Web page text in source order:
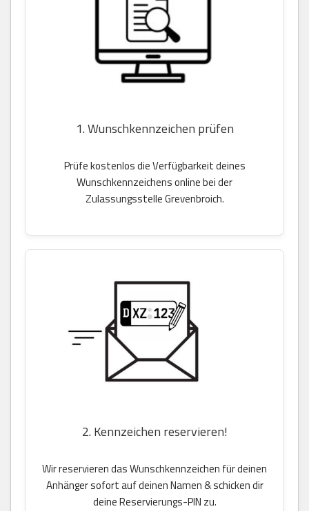
1. Wunschkennzeichen prüfen
Prüfe kostenlos die Verfügbarkeit deines
Wunschkennzeichens online bei der
Zulassungsstelle Grevenbroich.
2. Kennzeichen reservieren!
Wir reservieren das Wunschkennzeichen für deinen
Anhänger sofort auf deinen Namen & schicken dir
deine Reservierungs-PIN zu.